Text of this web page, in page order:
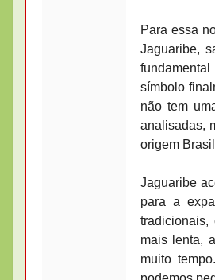
Para essa
Jaguaribe,
símbolo
não tem
analisadas,
origem
Jaguaribe
para a
mais lenta,
muito